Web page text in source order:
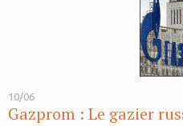
10/06
Gazprom : Le gazier